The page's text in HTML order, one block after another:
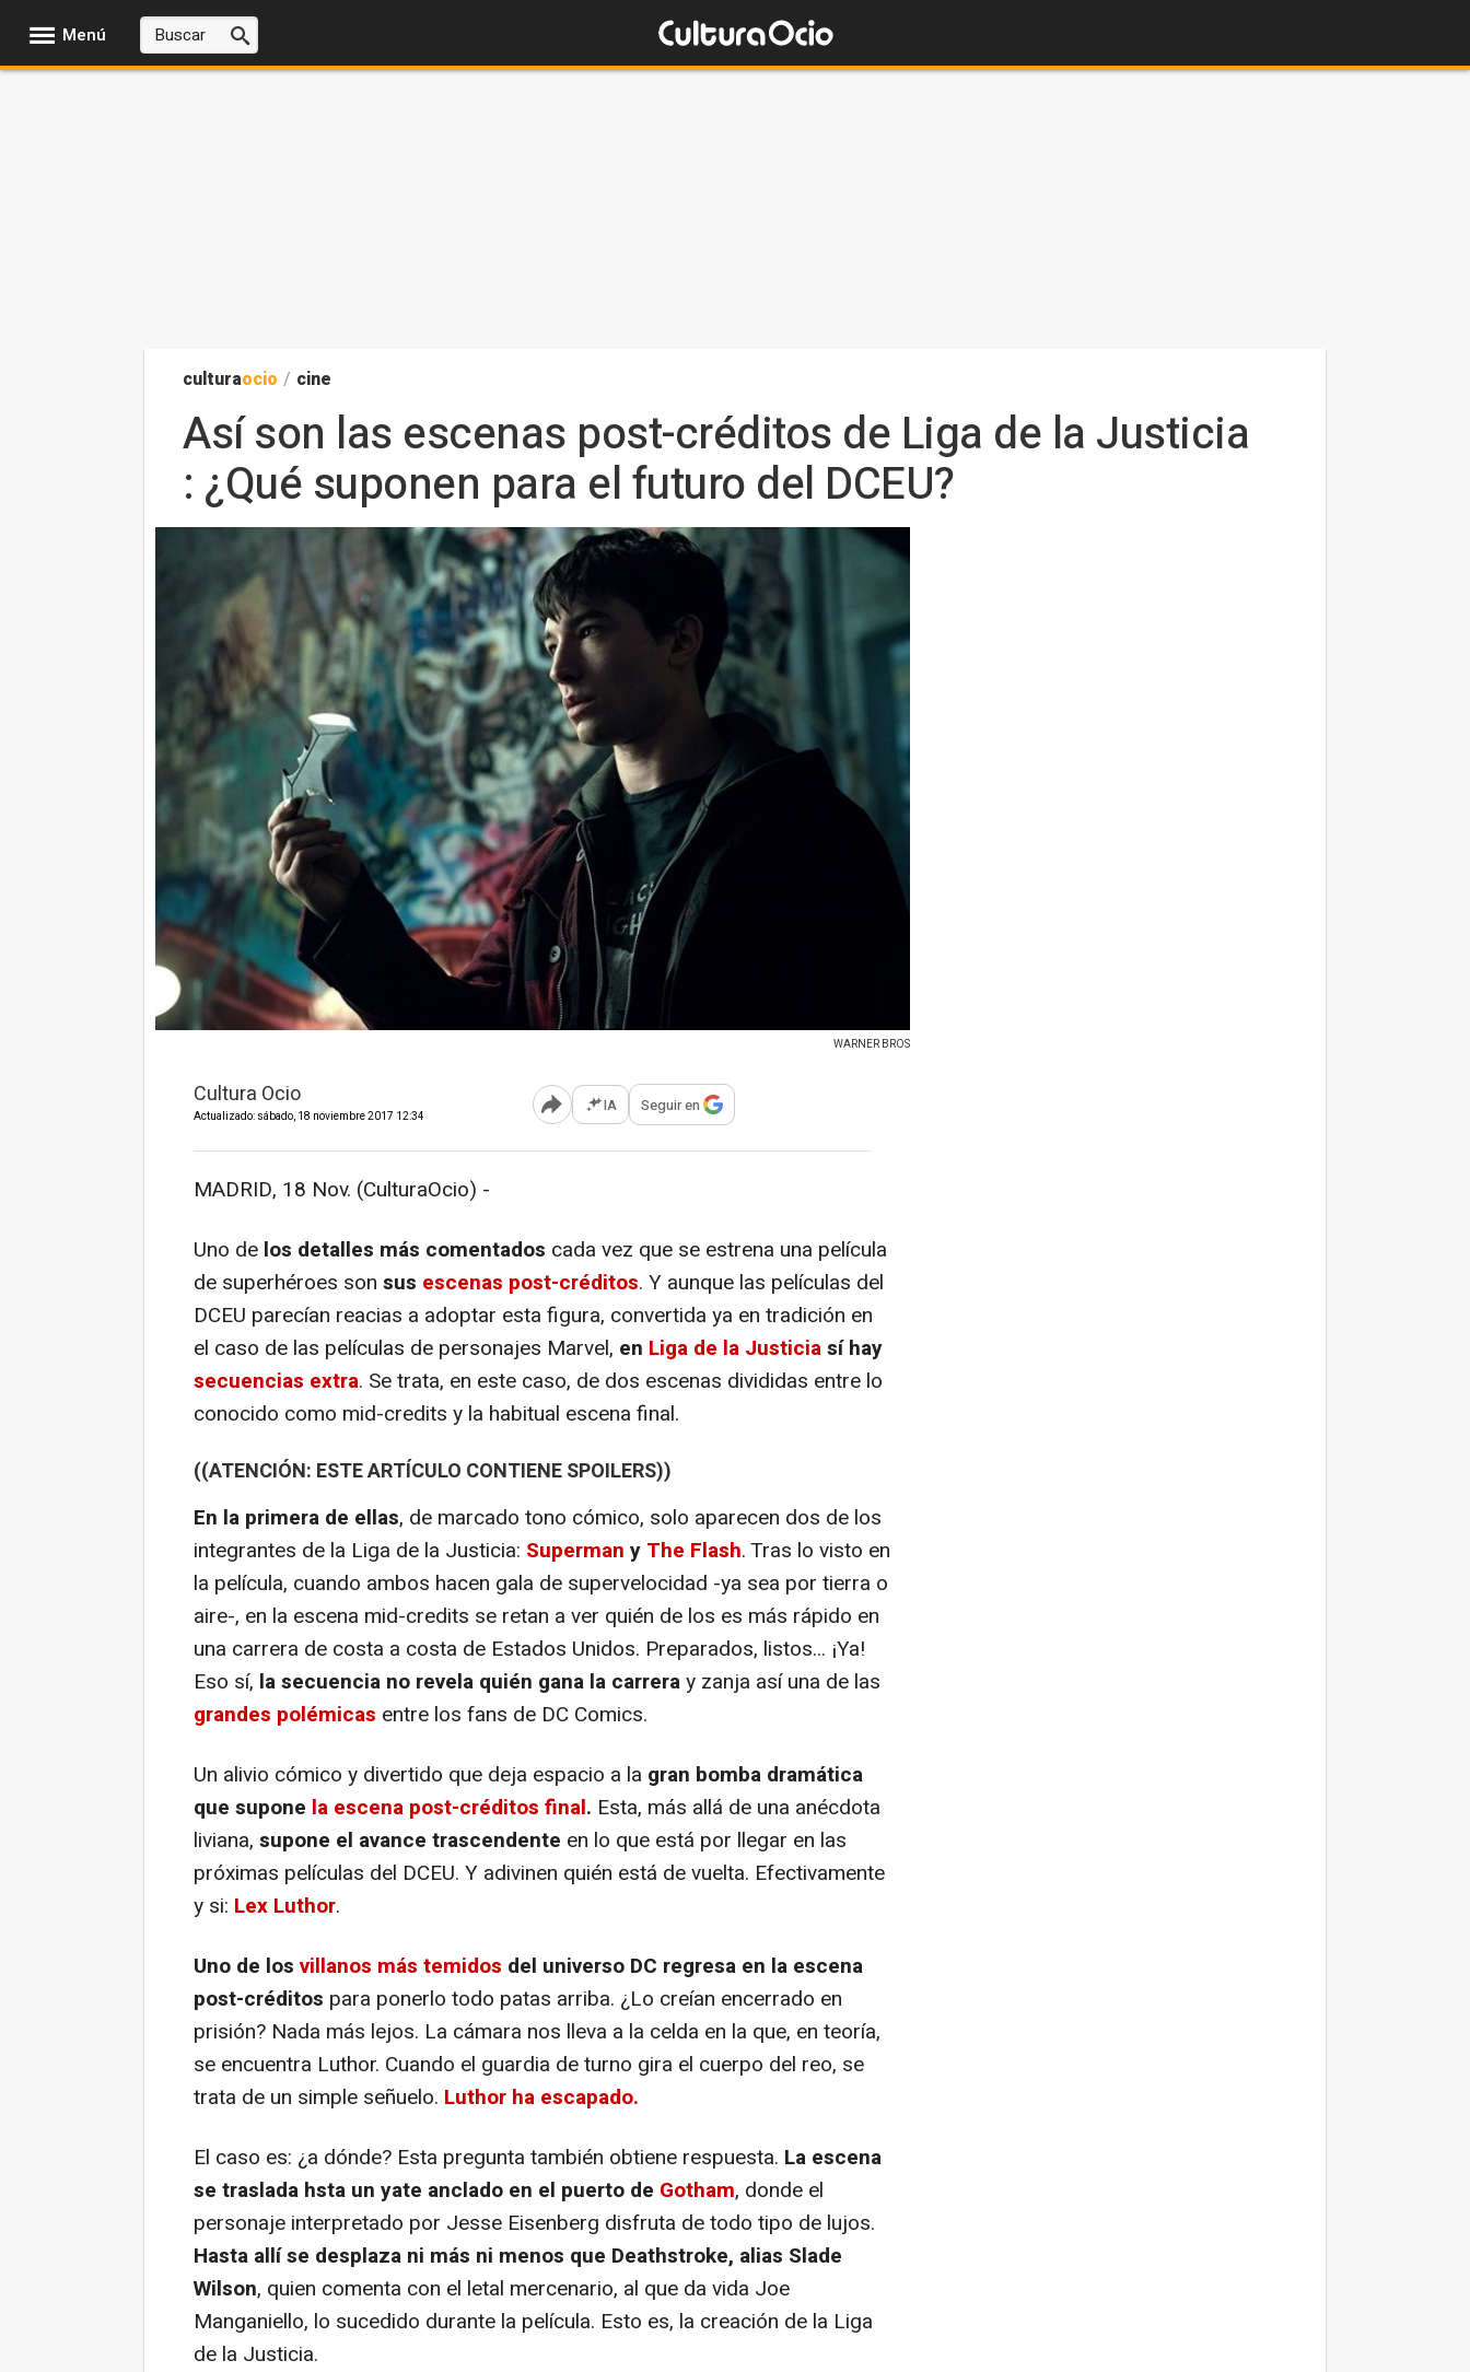
Menú
culturaocio / cine
Así son las escenas post-créditos de Liga de la Justicia
: ¿Qué suponen para el futuro del DCEU?
WARNER BROS
Cultura Ocio
Actualizado: sábado, 18 noviembre 2017 12:34 Abrir opciones para compartir
IA Seguir en
MADRID, 18 Nov. (CulturaOcio) -
Uno de los detalles más comentados cada vez que se estrena una película
de superhéroes son sus escenas post-créditos. Y aunque las películas del
DCEU parecían reacias a adoptar esta figura, convertida ya en tradición en
el caso de las películas de personajes Marvel, en Liga de la Justiciasí hay
secuencias extra. Se trata, en este caso, de dos escenas divididas entre lo
conocido como mid-credits y la habitual escena final.
((ATENCIÓN: ESTE ARTÍCULO CONTIENE SPOILERS))
En la primera de ellas, de marcado tono cómico, solo aparecen dos de los
integrantes de la Liga de la Justicia: Superman y The Flash. Tras lo visto en
la película, cuando ambos hacen gala de supervelocidad -ya sea por tierra o
aire-, en la escena mid-credits se retan a ver quién de los es más rápido en
una carrera de costa a costa de Estados Unidos. Preparados, listos... ¡Ya!
Eso sí, la secuencia no revela quién gana la carreray zanja así una de las
grandes polémicas entre los fans de DC Comics.
Un alivio cómico y divertido que deja espacio a la gran bomba dramática
que supone la escena post-créditos final. Esta, más allá de una anécdota
liviana, supone el avance trascendente en lo que está por llegar en las
próximas películas del DCEU. Y adivinen quién está de vuelta. Efectivamente
y si: Lex Luthor.
Uno de los villanos más temidos del universo DC regresa en la escena
post-créditos para ponerlo todo patas arriba. ¿Lo creían encerrado en
prisión? Nada más lejos. La cámara nos lleva a la celda en la que, en teoría,
se encuentra Luthor. Cuando el guardia de turno gira el cuerpo del reo, se
trata de un simple señuelo. Luthor ha escapado.
El caso es: ¿a dónde? Esta pregunta también obtiene respuesta. La escena
se traslada hsta un yate anclado en el puerto de Gotham, donde el
personaje interpretado por Jesse Eisenberg disfruta de todo tipo de lujos.
Hasta allí se desplaza ni más ni menos que Deathstroke, alias Slade
Wilson, quien comenta con el letal mercenario, al que da vida Joe
Manganiello, lo sucedido durante la película. Esto es, la creación de la Liga
de la Justicia.